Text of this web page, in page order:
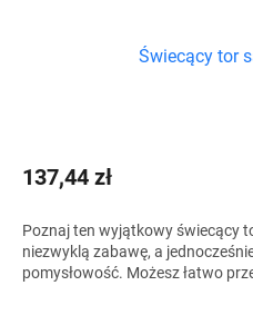
Świecący tor
137,44 zł
Poznaj ten wyjątkowy świecący
niezwyklą zabawę, a
pomysłowość. Możesz łatwo